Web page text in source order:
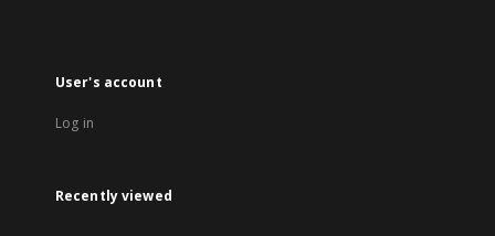
User's account
Log in
Recently viewed